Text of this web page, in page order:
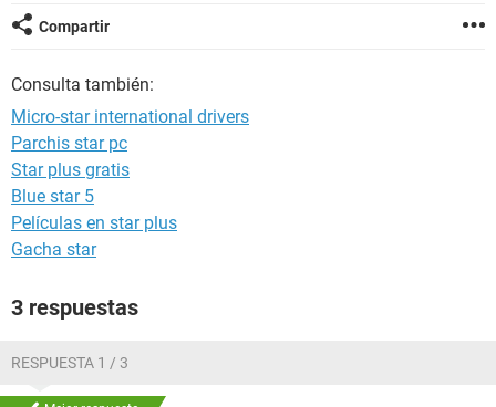
DirectX Version: DirectX 9.0c (4.09.0000.0904)
DX Setup Parameters: Not found
lo que pasa es que no encuentro los drivers adecuados de
sonido y intel grafica para mi placa. espero su pronta
respuesta gracias
Compartir
Consulta también:
Micro-star international drivers
Parchis star pc
Star plus gratis
Blue star 5
Películas en star plus
Gacha star
3 respuestas
RESPUESTA 1 / 3